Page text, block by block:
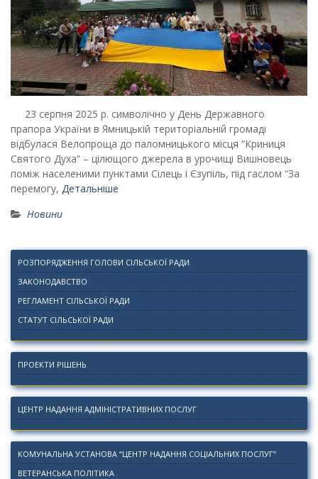
23 серпня 2025 р. символічно у День Державного
прапора України в Ямницькій територіальній громаді
відбулася Велопроща до паломницького місця “Криниця
Святого Духа” – цілющого джерела в урочищі Вишновець
поміж населеними пунктами Сілець і Єзупіль, під гаслом “За
перемогу, Детальніше
Новини
РОЗПОРЯДЖЕННЯ ГОЛОВИ СІЛЬСЬКОЇ РАДИ
ЗАКОНОДАВСТВО
РЕГЛАМЕНТ СІЛЬСЬКОЇ РАДИ
СТАТУТ СІЛЬСЬКОЇ РАДИ
ПРОЕКТИ РІШЕНЬ
ЦЕНТР НАДАННЯ АДМІНІСТРАТИВНИХ ПОСЛУГ
КОМУНАЛЬНА УСТАНОВА “ЦЕНТР НАДАННЯ СОЦІАЛЬНИХ ПОСЛУГ”
ВЕТЕРАНСЬКА ПОЛІТИКА